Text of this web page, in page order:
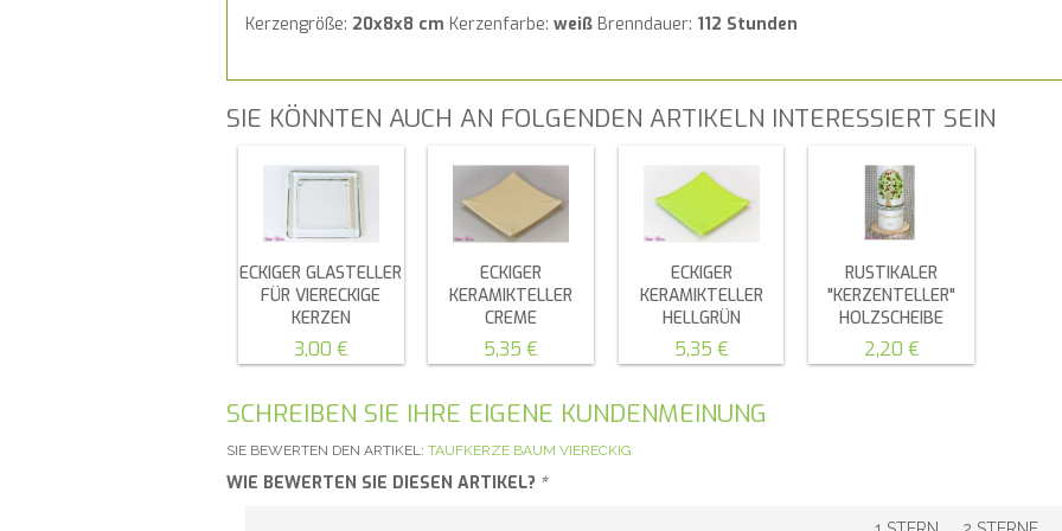
Kerzengröße: 20x8x8 cm Kerzenfarbe: weiß Brenndauer: 112 Stunden
SIE KÖNNTEN AUCH AN FOLGENDEN ARTIKELN INTERESSIERT SEIN
ECKIGER GLASTELLER
FÜR VIERECKIGE
KERZEN
3,00 €
ECKIGER
KERAMIKTELLER
CREME
5,35 €
ECKIGER
KERAMIKTELLER
HELLGRÜN
5,35 €
RUSTIKALER
"KERZENTELLER"
HOLZSCHEIBE
2,20 €
SCHREIBEN SIE IHRE EIGENE KUNDENMEINUNG
SIE BEWERTEN DEN ARTIKEL: TAUFKERZE BAUM VIERECKIG
WIE BEWERTEN SIE DIESEN ARTIKEL? *